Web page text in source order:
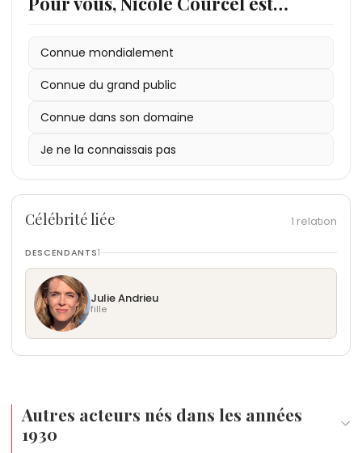
Connue mondialement
Connue du grand public
Connue dans son domaine
Je ne la connaissais pas
Célébrité liée 1 relation
DESCENDANTS1
Julie Andrieu
fille
Autres acteurs nés dans les années
1930